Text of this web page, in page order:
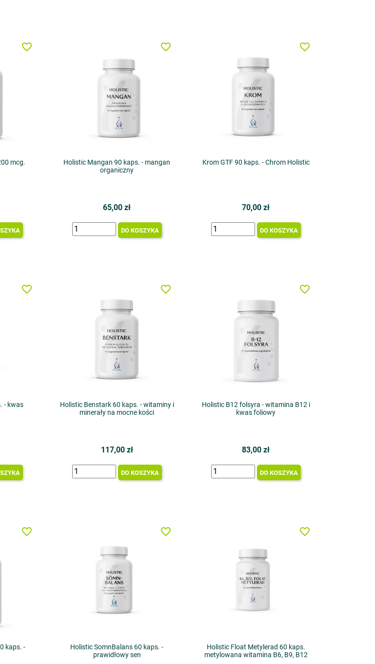
mcg.
favorite_border
Holistic Mangan 90 kaps. - mangan
organiczny
65,00 zł
DO KOSZYKA
favorite_border
Krom GTF 90 kaps. - Chrom Holistic
70,00 zł
DO KOSZYKA
favorite_border
- kwas
favorite_border
Holistic Benstark 60 kaps. - witaminy i
minerały na mocne kości
117,00 zł
DO KOSZYKA
favorite_border
Holistic B12 folsyra - witamina B12 i
kwas foliowy
83,00 zł
DO KOSZYKA
favorite_border
kaps. -
favorite_border
Holistic SomnBalans 60 kaps. -
prawidłowy sen
favorite_border
Holistic Float Metylerad 60 kaps.
metylowana witamina B6, B9, B12
favorite_border